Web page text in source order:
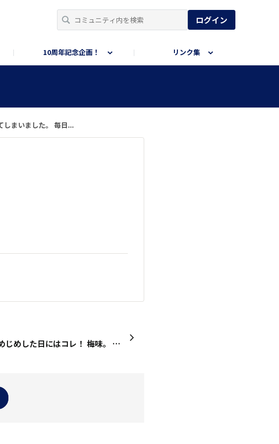
ログイン
10周年記念企画！ リンク集
しまいました。 毎日...
こういうじめじめした日にはコレ！ 梅味。 美味しいよね〜😆🎵